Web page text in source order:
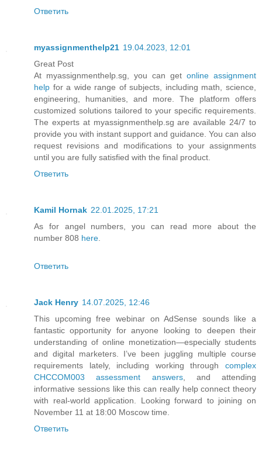
Ответить
myassignmenthelp21 19.04.2023, 12:01
Great Post
At myassignmenthelp.sg, you can get online assignment
help for a wide range of subjects, including math, science,
engineering, humanities, and more. The platform offers
customized solutions tailored to your specific requirements.
The experts at myassignmenthelp.sg are available 24/7 to
provide you with instant support and guidance. You can also
request revisions and modifications to your assignments
until you are fully satisfied with the final product.
Ответить
Kamil Hornak 22.01.2025, 17:21
As for angel numbers, you can read more about the
number 808 here
Ответить
Jack Henry 14.07.2025, 12:46
This upcoming free webinar on AdSense sounds like a
fantastic opportunity for anyone looking to deepen their
understanding of online monetization—especially students
and digital marketers. I’ve been juggling multiple course
requirements lately, including working through complex
CHCCOM003 assessment answers, and attending
informative sessions like this can really help connect theory
with real-world application. Looking forward to joining on
November 11 at 18:00 Moscow time.
Ответить